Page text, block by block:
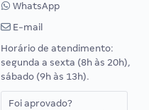
WhatsApp
E-mail
Horário de atendimento:
segunda a sexta (8h às 20h),
sábado (9h às 13h).
Foi aprovado?